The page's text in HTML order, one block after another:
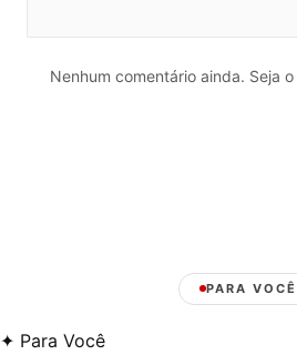
Nenhum comentário ainda. Seja
PARA VOCÊ
✦ Para Você